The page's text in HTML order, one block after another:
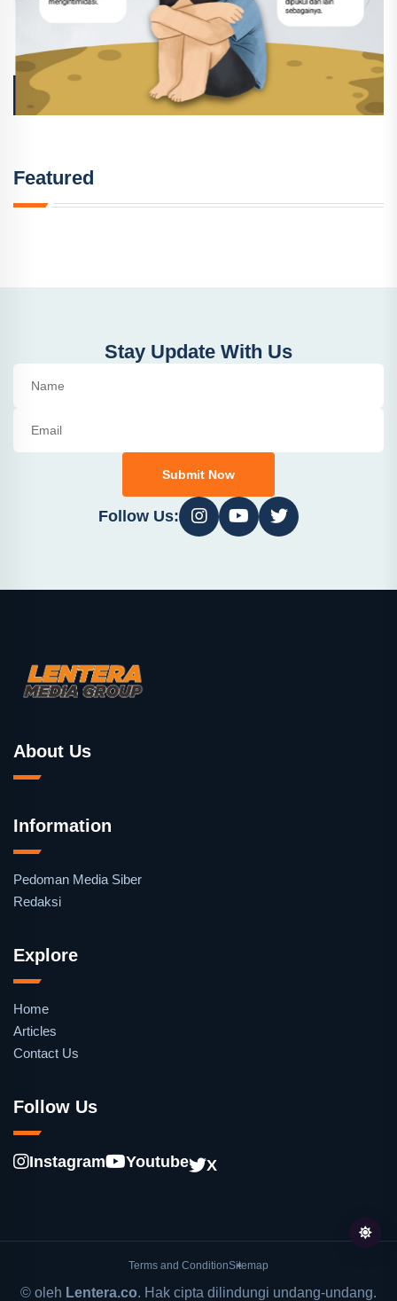
Featured
Stay Update With Us
Submit Now
Follow Us:
About Us
Information
Pedoman Media Siber
Redaksi
Explore
Home
Articles
Contact Us
Follow Us
Instagram Youtube X
Terms and ConditionSitemap
© oleh Lentera.co. Hak cipta dilindungi undang-undang.